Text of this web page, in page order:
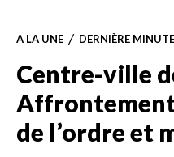
A LA UNE DERNIÈRE MINUTE
Centre-ville
de l’ordre et